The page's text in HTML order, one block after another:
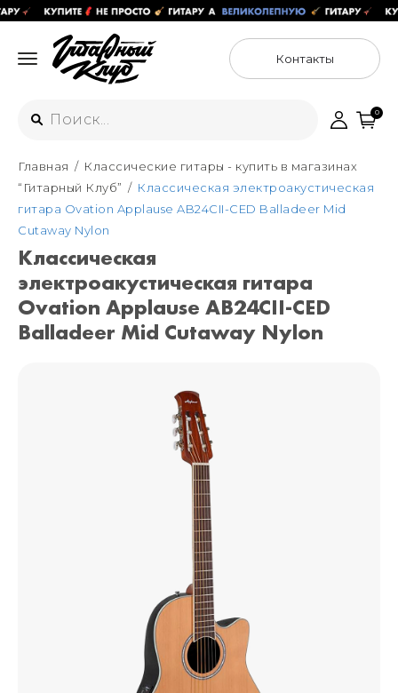
Контакты
Интернет-магазин
+7 (925) 125-54-44
Москва
+7 (925) 176-55-65
ул. Большая Новодмитровская 36с15,
"ФЛАКОН"
Санкт-Петербург
+7 (929) 179-15-49
ул. Гороховая 49Б, "SENO"
Мастерские
Москва
+7 (999) 213-51-93
0
Главная
Классические гитары - купить в магазинах
“Гитарный Клуб”
Классическая электроакустическая
гитара Ovation Applause AB24CII-CED Balladeer Mid
Cutaway Nylon
Классическая
электроакустическая гитара
Ovation Applause AB24CII-CED
Balladeer Mid Cutaway Nylon